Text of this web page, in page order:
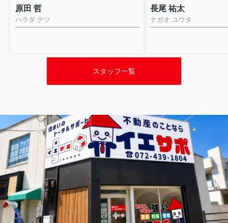
原田 哲
ハラダ テツ
長尾 祐太
ナガオ ユウタ
スタッフ一覧